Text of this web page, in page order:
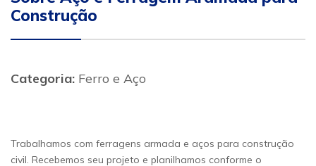
Construção
Categoria: Ferro e Aço
Trabalhamos com ferragens armada e aços para construção
civil. Recebemos seu projeto e planilhamos conforme o